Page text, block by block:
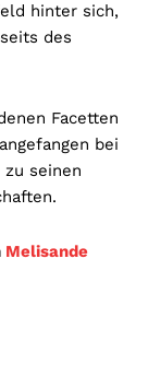
hinter sich,
des
Facetten
bei
seinen
Melisande